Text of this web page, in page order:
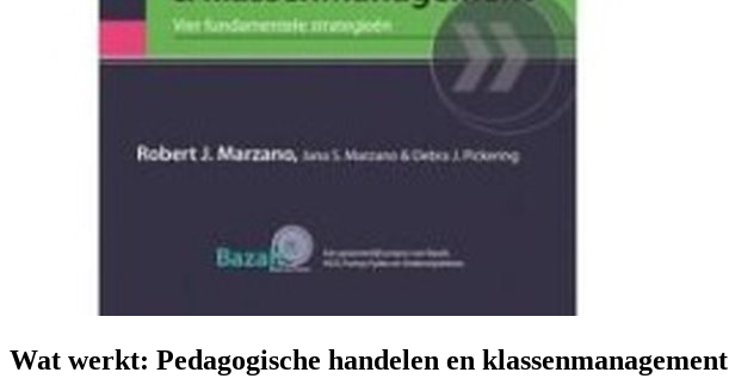
Wat werkt: Pedagogische handelen en klassenmanagement